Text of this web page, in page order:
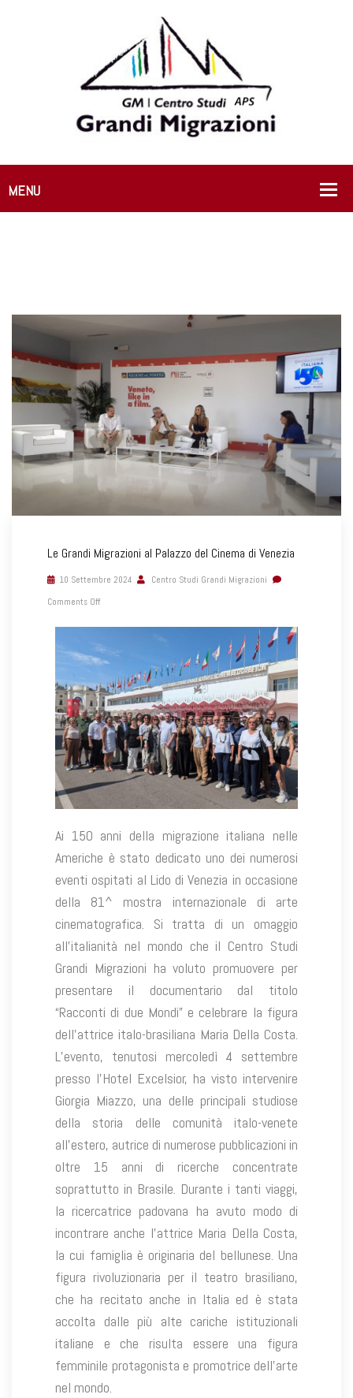
Le Grandi Migrazioni al Palazzo del Cinema di Venezia
10 Settembre 2024
Centro Studi Grandi Migrazioni
Comments Off
Ai 150 anni della migrazione italiana nelle
Americhe è stato dedicato uno dei numerosi
eventi ospitati al Lido di Venezia in occasione
della 81^ mostra internazionale di arte
cinematografica. Si tratta di un omaggio
all’italianità nel mondo che il Centro Studi
Grandi Migrazioni ha voluto promuovere per
presentare il documentario dal titolo
“Racconti di due Mondi” e celebrare la figura
dell’attrice italo-brasiliana Maria Della Costa.
L’evento, tenutosi mercoledì 4 settembre
presso l’Hotel Excelsior, ha visto intervenire
Giorgia Miazzo, una delle principali studiose
della storia delle comunità italo-venete
all’estero, autrice di numerose pubblicazioni in
oltre 15 anni di ricerche concentrate
soprattutto in Brasile. Durante i tanti viaggi,
la ricercatrice padovana ha avuto modo di
incontrare anche l’attrice Maria Della Costa,
la cui famiglia è originaria del bellunese. Una
figura rivoluzionaria per il teatro brasiliano,
che ha recitato anche in Italia ed è stata
accolta dalle più alte cariche istituzionali
italiane e che risulta essere una figura
femminile protagonista e promotrice dell’arte
nel mondo.